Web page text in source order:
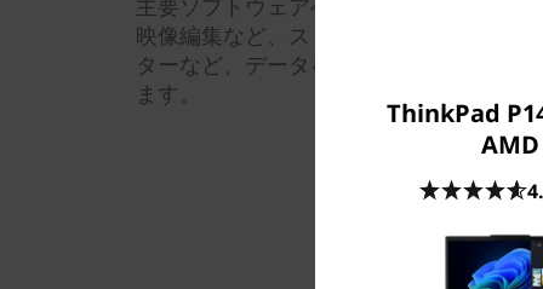
映像編集など、ストレスなく快適に作業
ターなど、データを持ち運び、外出先で
ます。
ThinkPad
AMD